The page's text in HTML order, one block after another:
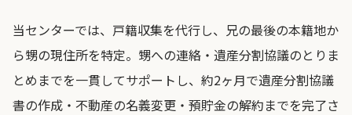
当センターでは、戸籍収集を代行し、兄の最後の本籍地か
ら甥の現住所を特定。甥への連絡・遺産分割協議のとりま
とめまでを一貫してサポートし、約2ヶ月で遺産分割協議
書の作成・不動産の名義変更・預貯金の解約までを完了さ